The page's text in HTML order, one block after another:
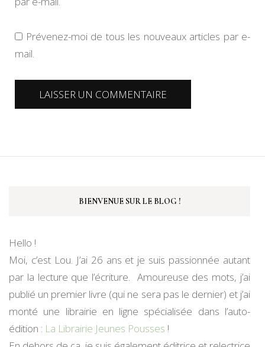
Prévenez-moi de tous les nouveaux articles par e-
mail.
BIENVENUE SUR LE BLOG !
Hello !
Moi, c’est Lou. J’ai 26 ans et je suis passionnée autant
par la lecture que l’écriture. Amoureuse des mots, j’ai
publié un premier livre (qui ne sera pas le dernier) et j’ai
monté une librairie en ligne spécialisée dans l’auto-
édition : La Librairie Jeunes Pousses !